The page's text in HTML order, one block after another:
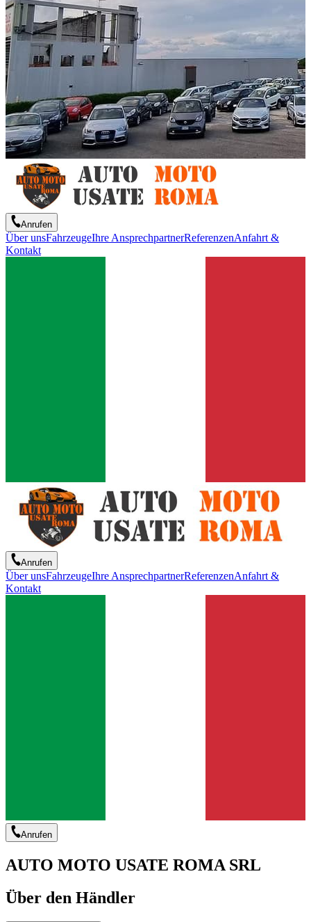
Anrufen
Über unsFahrzeugeIhre AnsprechpartnerReferenzenAnfahrt &
Kontakt
Anrufen
Über unsFahrzeugeIhre AnsprechpartnerReferenzenAnfahrt &
Kontakt
Anrufen
AUTO MOTO USATE ROMA SRL
Über den Händler